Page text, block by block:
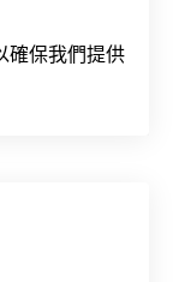
確保我們提供